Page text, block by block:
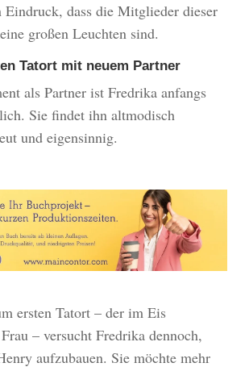
Eindruck, dass die Mitglieder dieser
großen Leuchten sind.
Tatort mit neuem Partner
als Partner ist Fredrika anfangs
Sie findet ihn altmodisch
und eigensinnig.
ersten Tatort – der im Eis
– versucht Fredrika dennoch,
aufzubauen. Sie möchte mehr